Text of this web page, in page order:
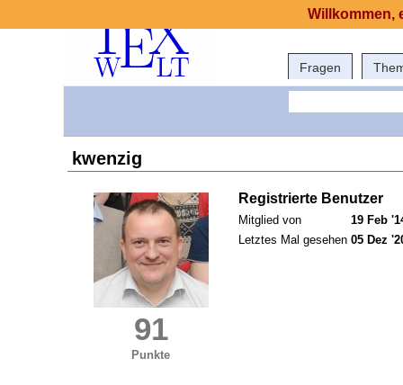
Fragen
kwenzig
91
Punkte
Registrierte Benutzer
Mitglied von
19 Feb
Letztes Mal gesehen 05 Dez
Willkommen,